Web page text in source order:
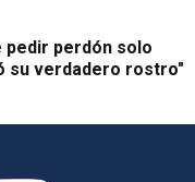
pedir perdón solo
su verdadero rostro"